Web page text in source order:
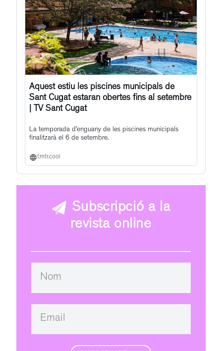
Aquest estiu les piscines municipals de
Sant Cugat estaran obertes fins al setembre
| TV Sant Cugat
La temporada d’enguany de les piscines municipals
finalitzarà el 6 de setembre.
f.mtr.cool
Subscripció a la
revista online